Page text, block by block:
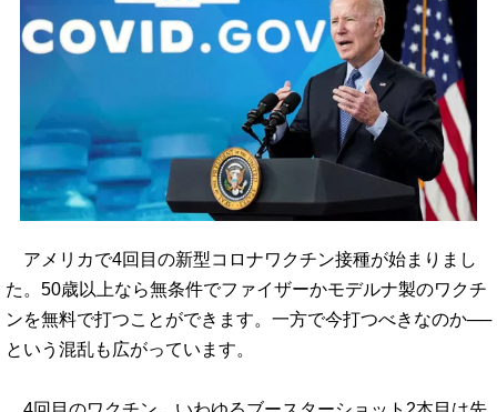
アメリカで4回目の新型コロナワクチン接種が始まりまし
た。50歳以上なら無条件でファイザーかモデルナ製のワクチ
ンを無料で打つことができます。一方で今打つべきなのか──
という混乱も広がっています。